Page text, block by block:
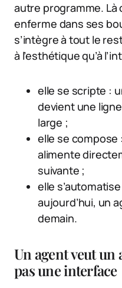
autre programme.
enferme dans ses
s’intègre à tout le
à l’esthétique qu’à
elle se scripte :
devient une
large ;
elle se compose
alimente
suivante ;
elle
aujourd’hui, un
demain.
Un agent veut
pas une interface